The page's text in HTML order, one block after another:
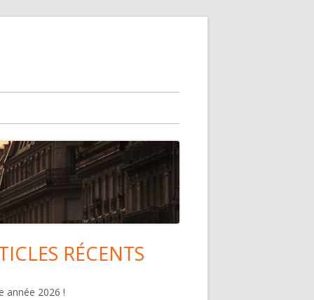
RÉCENTS
année 2026 !